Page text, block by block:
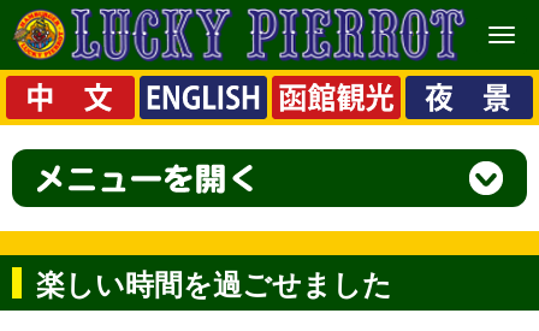
メ
ニ
ュ
ー
楽しい時間を過ごせました